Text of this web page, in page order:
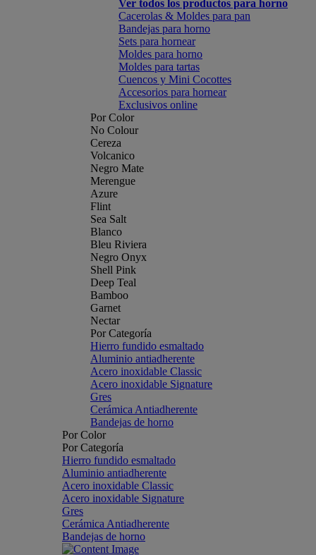
Ver todos los productos para horno
Cacerolas & Moldes para pan
Bandejas para horno
Sets para hornear
Moldes para horno
Moldes para tartas
Cuencos y Mini Cocottes
Accesorios para hornear
Exclusivos online
Por Color
No Colour
Cereza
Volcanico
Negro Mate
Merengue
Azure
Flint
Sea Salt
Blanco
Bleu Riviera
Negro Onyx
Shell Pink
Deep Teal
Bamboo
Garnet
Nectar
Por Categoría
Hierro fundido esmaltado
Aluminio antiadherente
Acero inoxidable Classic
Acero inoxidable Signature
Gres
Cerámica Antiadherente
Bandejas de horno
Por Color
Por Categoría
Hierro fundido esmaltado
Aluminio antiadherente
Acero inoxidable Classic
Acero inoxidable Signature
Gres
Cerámica Antiadherente
Bandejas de horno